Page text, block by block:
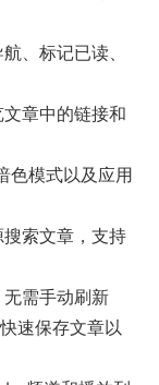
、标记已读、
文章中的链接和
色模式以及应用
索文章，支持
无需手动刷新
速保存文章以